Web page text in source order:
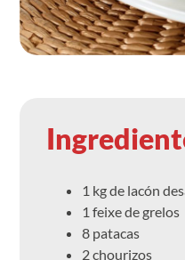
1 kg de lacón
1 feixe de grelos
8 patacas
2 chourizos